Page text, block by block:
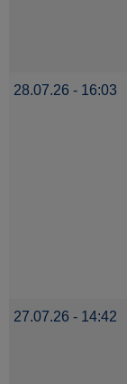
28.07.26 - 16:03
27.07.26 - 14:42